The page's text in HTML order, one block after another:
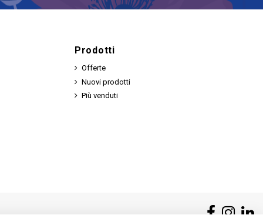
Prodotti
Offerte
Nuovi prodotti
Più venduti